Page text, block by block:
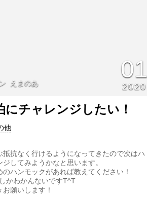
えまのあ 2020
チャレンジしたい！
他
抵抗なく行けるようになってきたので次はハ
してみようかなと思います。
ハンモックがあれば教えてください！
かわかんないですT^T
願いします！